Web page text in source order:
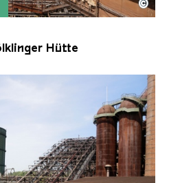
Völklinger Hütte mit
Völklinger Hütte | Karl
©
Hütte